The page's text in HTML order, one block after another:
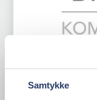
Samtykke
2000 x 700 mm